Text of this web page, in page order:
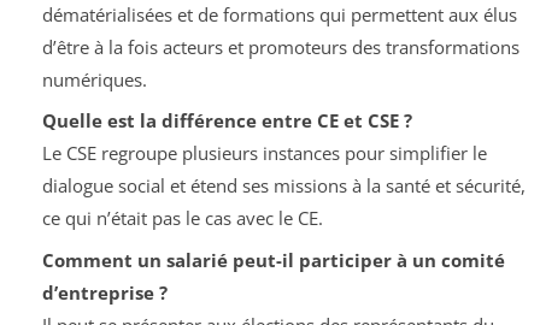
dématérialisées et de formations qui permettent aux élus
d’être à la fois acteurs et promoteurs des transformations
numériques.
Quelle est la différence entre CE et CSE ?
Le CSE regroupe plusieurs instances pour simplifier le
dialogue social et étend ses missions à la santé et sécurité,
ce qui n’était pas le cas avec le CE.
Comment un salarié peut-il participer à un comité
d’entreprise ?